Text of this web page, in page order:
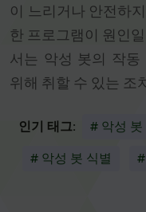
이 느리거나 안전하
한 프로그램이 원인
서는 악성 봇의 작동
위해 취할 수 있는 조
인기 태그: # 악성 봇
# 악성 봇 식별